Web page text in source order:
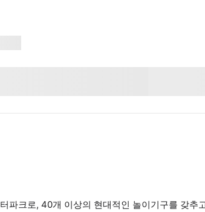
파크로, 40개 이상의 현대적인 놀이기구를 갖추